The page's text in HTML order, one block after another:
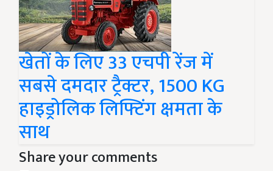
खेतों के लिए 33 एचपी रेंज में
सबसे दमदार ट्रैक्टर, 1500 KG
हाइड्रोलिक लिफ्टिंग क्षमता के
साथ
Share your comments